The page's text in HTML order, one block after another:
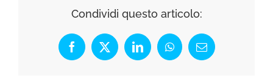
Condividi questo articolo:
Facebook
X LinkedInWhatsApp
Email